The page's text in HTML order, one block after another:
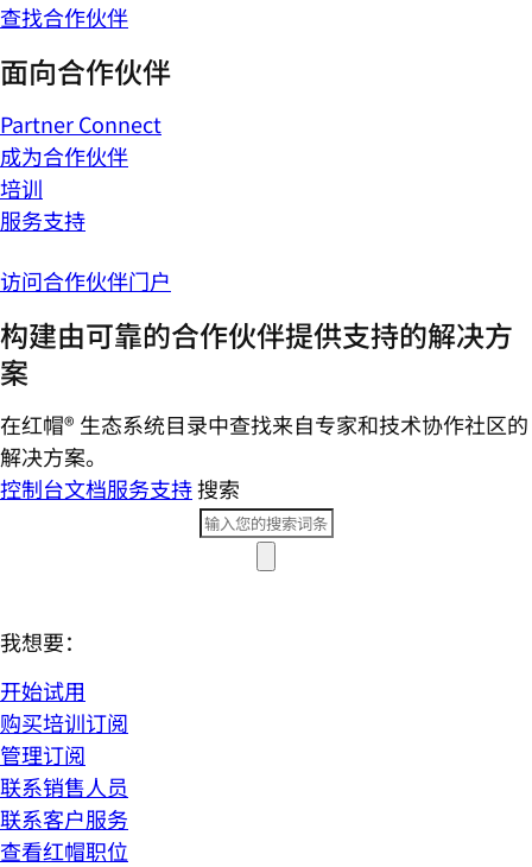
查找合作伙伴
面向合作伙伴
Partner Connect
成为合作伙伴
培训
服务支持
访问合作伙伴门户
构建由可靠的合作伙伴提供支持的解决方
案
在红帽® 生态系统目录中查找来自专家和技术协作社区的
解决方案。
控制台文档服务支持搜索
我想要：
开始试用
购买培训订阅
管理订阅
联系销售人员
联系客户服务
查看红帽职位